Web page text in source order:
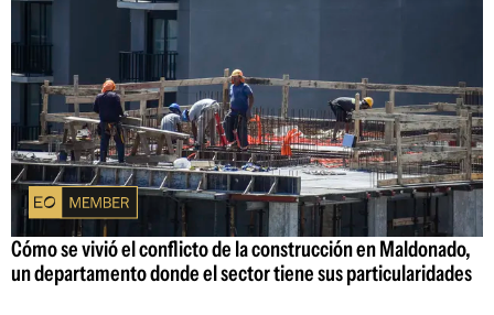
Cómo se vivió el conflicto de la construcción en Maldonado,
un departamento donde el sector tiene sus particularidades